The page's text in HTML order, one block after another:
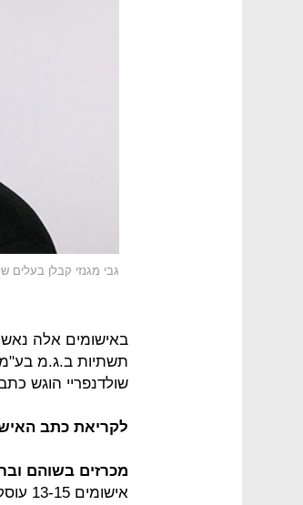
גבי מגנזי קבלן
באישומים אלה
תשתיות ב.ג.מ
שולדנפריי הוגש
לקריאת כתב
מכרזים בשוהם